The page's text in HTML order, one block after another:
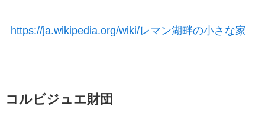
https://ja.wikipedia.org/wiki/レマン湖畔の小さな家
コルビジュエ財団